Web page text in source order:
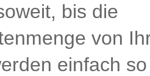
bis die
von
einfach so